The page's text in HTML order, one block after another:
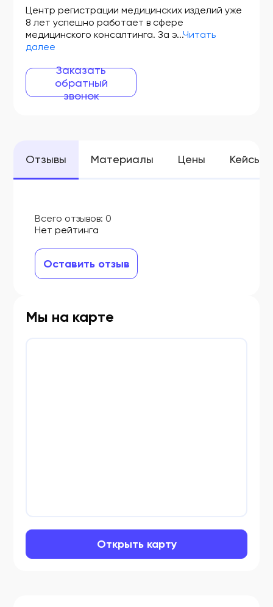
Центр регистрации медицинских изделий уже
8 лет успешно работает в сфере
медицинского консалтинга. За э...Читать
далее
Заказать
обратный
звонок
Отзывы Материалы Цены Кейсы
Всего отзывов: 0
Нет рейтинга
Оставить отзыв
Мы на карте
Открыть карту